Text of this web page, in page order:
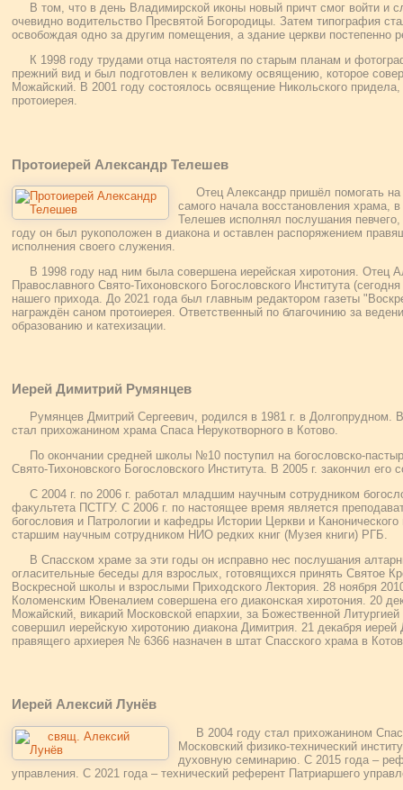
В том, что в день Владимирской иконы новый причт смог войти и
очевидно водительство Пресвятой Богородицы. Затем типография
освобождая одно за другим помещения, а здание церкви постепенно
К 1998 году трудами отца настоятеля по старым планам и
прежний вид и был подготовлен к великому освящению, которое
Можайский. В 2001 году состоялось освящение Никольского
протоиерея.
Протоиерей Александр Телешев
Отец Александр пришёл помогать на
самого начала восстановления храма,
Телешев исполнял послушания
году он был рукоположен в диакона и оставлен распоряжением
исполнения своего служения.
В 1998 году над ним была совершена иерейская хиротония. Отец
Православного Свято-Тихоновского Богословского Института
нашего прихода. До 2021 года был главным редактором газеты
награждён саном протоиерея. Ответственный по благочинию за
образованию и катехизации.
Иерей Димитрий Румянцев
Румянцев Дмитрий Сергеевич, родился в 1981 г. в Долгопрудном.
стал прихожанином храма Спаса Нерукотворного в Котово.
По окончании средней школы №10 поступил на богословско-
Свято-Тихоновского Богословского Института. В 2005 г. закончил его
С 2004 г. по 2006 г. работал младшим научным сотрудником
факультета ПСТГУ. С 2006 г. по настоящее время является
богословия и Патрологии и кафедры Истории Церкви и Канонического
старшим научным сотрудником НИО редких книг (Музея книги) РГБ.
В Спасском храме за эти годы он исправно нес послушания
огласительные беседы для взрослых, готовящихся принять Святое
Воскресной школы и взрослыми Приходского Лектория. 28 ноября
Коломенским Ювеналием совершена его диаконская хиротония. 20
Можайский, викарий Московской епархии, за Божественной
совершил иерейскую хиротонию диакона Димитрия. 21 декабря
правящего архиерея № 6366 назначен в штат Спасского храма в
Иерей Алексий Лунёв
В 2004 году стал прихожанином
Московский физико-технический
духовную семинарию. С 2015 года –
управления. С 2021 года – технический референт Патриаршего